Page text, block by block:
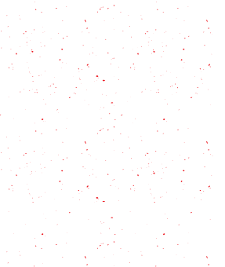
/ Torta Balcarce
sabor tropical en tu mesa
de tu vida
con crema: un tip que no